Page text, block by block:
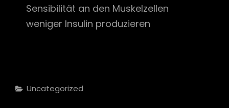
Sensibilität an den Muskelzellen
weniger Insulin produzieren
Categories
Uncategorized